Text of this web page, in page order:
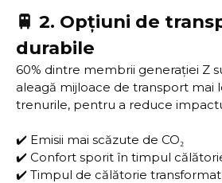
🚆 2. Opțiuni de
durabile
60% dintre membrii generației Z
aleagă mijloace de transport mai
trenurile, pentru a reduce
✔️ Emisii mai scăzute de CO₂
✔️ Confort sporit în timpul
✔️ Timpul de călătorie